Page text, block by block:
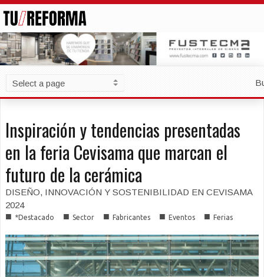
Inspiración y tendencias presentadas
en la feria Cevisama que marcan el
futuro de la cerámica
DISEÑO, INNOVACIÓN Y SOSTENIBILIDAD EN CEVISAMA
2024
■ *Destacado ■ Sector ■ Fabricantes ■ Eventos ■ Ferias